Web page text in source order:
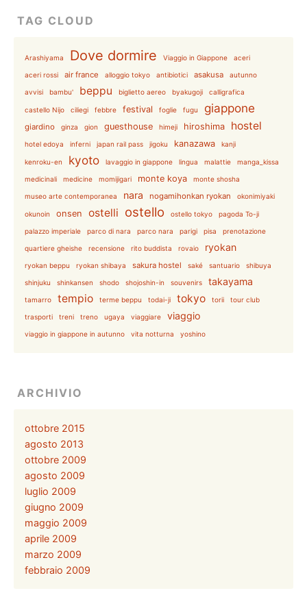
TAG CLOUD
Arashiyama Dove dormire Viaggio in Giappone aceri
aceri rossi air france alloggio tokyo antibiotici asakusa autunno
avvisi bambu' beppu biglietto aereo byakugoji calligrafica
castello Nijo ciliegi febbre festival foglie fugu giappone
giardino ginza gion guesthouse himeji hiroshima hostel
hotel edoya inferni japan rail pass jigoku kanazawa kanji
kenroku-en kyoto lavaggio in giappone lingua malattie manga_kissa
medicinali medicine momijigari monte koya monte shosha
museo arte contemporanea nara nogamihonkan ryokan okonimiyaki
okunoin onsen ostelli ostello ostello tokyo pagoda To-ji
palazzo imperiale parco di nara parco nara parigi pisa prenotazione
quartiere gheishe recensione rito buddista rovaio ryokan
ryokan beppu ryokan shibaya sakura hostel saké santuario shibuya
shinjuku shinkansen shodo shojoshin-in souvenirs takayama
tamarro tempio terme beppu todai-ji tokyo torii tour club
trasporti treni treno ugaya viaggiare viaggio
viaggio in giappone in autunno vita notturna yoshino
ARCHIVIO
ottobre 2015
agosto 2013
ottobre 2009
agosto 2009
luglio 2009
giugno 2009
maggio 2009
aprile 2009
marzo 2009
febbraio 2009